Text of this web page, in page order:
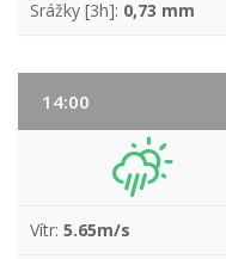
Srážky [3h]: 0,73 mm
14:00
Vítr: 5.65m/s